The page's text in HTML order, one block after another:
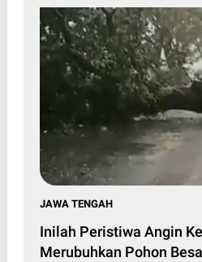
JAWA TENGAH
Inilah Peristiwa Angin
Merubuhkan Pohon